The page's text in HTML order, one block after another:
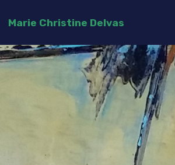
Marie Christine Delvas